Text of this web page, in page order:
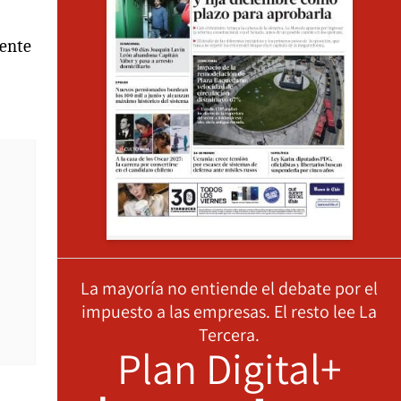
La mayoría no entiende el debate por el
impuesto a las empresas. El resto lee La
Tercera.
Plan Digital+